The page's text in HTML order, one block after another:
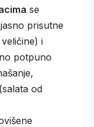
se
prisutne
i
potpuno
od